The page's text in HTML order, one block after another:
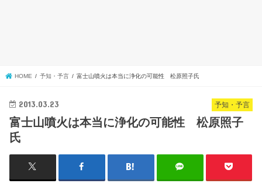
HOME 予知・予言 富士山噴火は本当に浄化の可能性 松原照子氏
予知・予言
2013.03.23
富士山噴火は本当に浄化の可能性 松原照子
氏